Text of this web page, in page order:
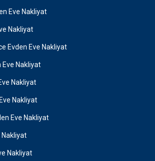
Eve Nakliyat
Nakliyat
Evden Eve Nakliyat
Nakliyat
Nakliyat
Nakliyat
Eve Nakliyat
Nakliyat
Nakliyat